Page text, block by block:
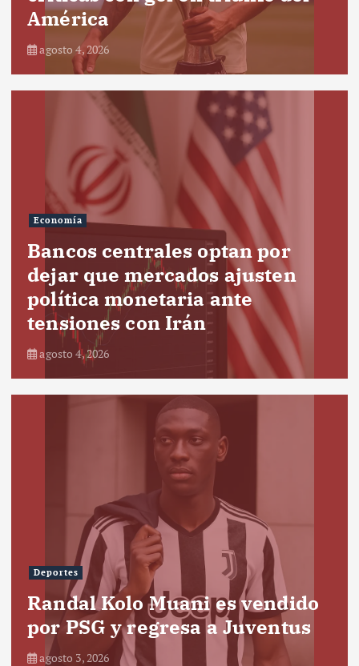
América
agosto 4, 2026
Economía
Bancos centrales optan por
dejar que mercados ajusten
política monetaria ante
tensiones con Irán
agosto 4, 2026
Deportes
Randal Kolo Muani es vendido
por PSG y regresa a Juventus
agosto 3, 2026